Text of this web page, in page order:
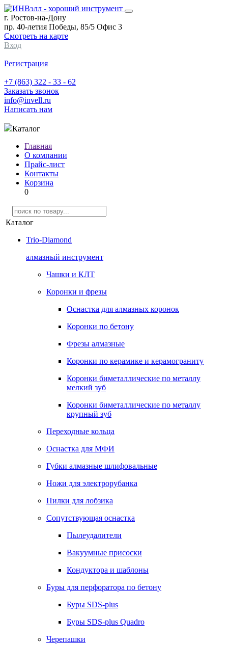
г. Ростов-на-Дону
пр. 40-летия Победы, 85/5 Офис 3
Смотреть на карте
Вход
Регистрация
+7 (863) 322 - 33 - 62
Заказать звонок
info@invell.ru
Написать нам
Каталог
Главная
О компании
Прайс-лист
Контакты
Корзина
0
Каталог
Trio-Diamond
алмазный инструмент
Чашки и КЛТ
Коронки и фрезы
Оснастка для алмазных коронок
Коронки по бетону
Фрезы алмазные
Коронки по керамике и керамограниту
Коронки биметаллические по металлу
мелкий зуб
Коронки биметаллические по металлу
крупный зуб
Переходные кольца
Оснастка для МФИ
Губки алмазные шлифовальные
Ножи для электрорубанка
Пилки для лобзика
Сопутствующая оснастка
Пылеудалители
Вакуумные присоски
Кондуктора и шаблоны
Буры для перфоратора по бетону
Буры SDS-plus
Буры SDS-plus Quadro
Черепашки